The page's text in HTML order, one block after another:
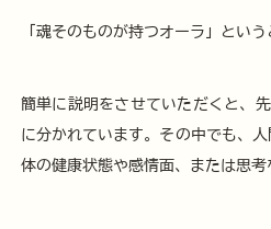
「魂そのものが持つオーラ」とい
簡単に説明をさせていただくと、
に分かれています。その中でも、
体の健康状態や感情面、または思